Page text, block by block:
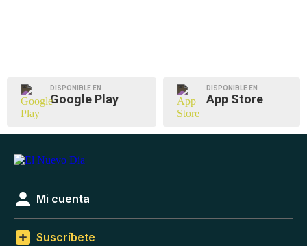
DISPONIBLE EN
Google Play
DISPONIBLE EN
App Store
Mi cuenta
Suscríbete